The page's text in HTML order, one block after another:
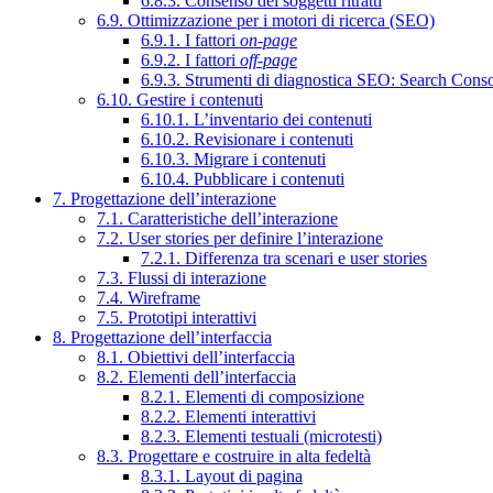
6.9. Ottimizzazione per i motori di ricerca (SEO)
6.9.1. I fattori on-page
6.9.2. I fattori off-page
6.9.3. Strumenti di diagnostica SEO: Search
6.10. Gestire i contenuti
6.10.1. L’inventario dei contenuti
6.10.2. Revisionare i contenuti
6.10.3. Migrare i contenuti
6.10.4. Pubblicare i contenuti
7. Progettazione dell’interazione
7.1. Caratteristiche dell’interazione
7.2. User stories per definire l’interazione
7.2.1. Differenza tra scenari e user stories
7.3. Flussi di interazione
7.4. Wireframe
7.5. Prototipi interattivi
8. Progettazione dell’interfaccia
8.1. Obiettivi dell’interfaccia
8.2. Elementi dell’interfaccia
8.2.1. Elementi di composizione
8.2.2. Elementi interattivi
8.2.3. Elementi testuali (microtesti)
8.3. Progettare e costruire in alta fedeltà
8.3.1. Layout di pagina